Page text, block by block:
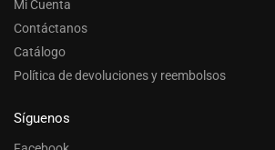
Mi Cuenta
Contáctanos
Catálogo
Política de devoluciones y reembolsos
Síguenos